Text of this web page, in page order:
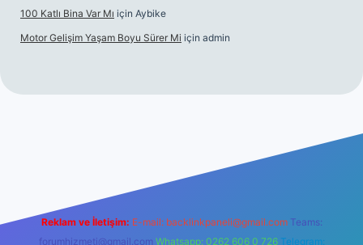
100 Katlı Bina Var Mı için Aybike
Motor Gelişim Yaşam Boyu Sürer Mi için admin
Reklam ve İletişim: E-mail: backlinkpaneli@gmail.com Teams:
forumhizmeti@gmail.com Whatsapp: 0262 606 0 726 Telegram: